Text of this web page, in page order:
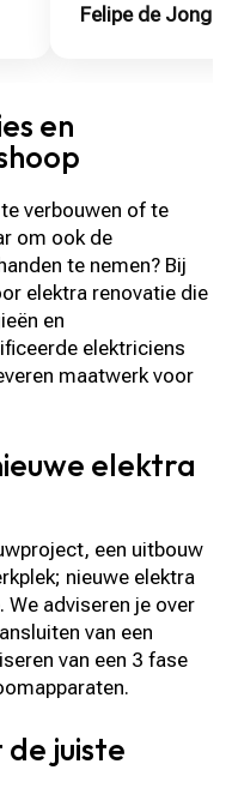
Felipe de Jong
en
verbouwen of te
om ook de
te nemen? Bij
elektra renovatie die
en
elektriciens
maatwerk voor
elektra
een uitbouw
nieuwe elektra
adviseren je over
van een
van een 3 fase
juiste